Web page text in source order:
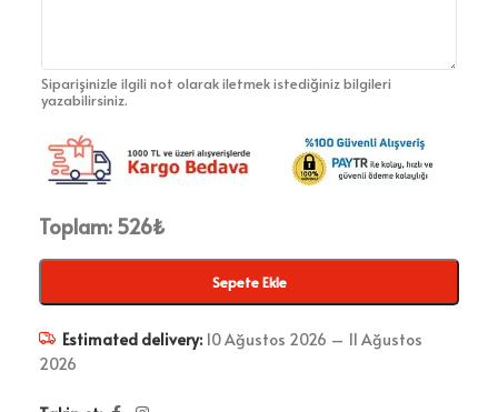
Siparişinizle ilgili not olarak iletmek istediğiniz bilgileri
yazabilirsiniz.
Toplam: 526₺
Sepete Ekle
Estimated delivery: 10 Ağustos 2026 – 11 Ağustos
2026